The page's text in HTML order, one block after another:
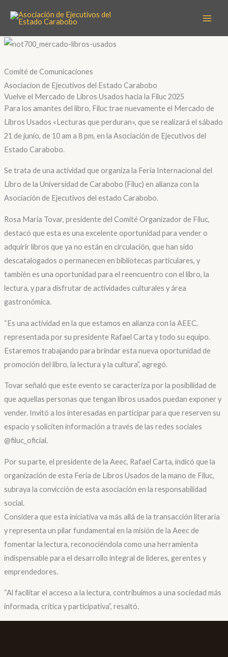
Comité de Comunicaciones
Asociacion de Ejecutivos del Estado Carabobo
Vuelve el Mercado de Libros Usados hacia la Filuc 2025
Para los amantes del libro, Filuc trae nuevamente el Mercado de
Libros Usados «Lecturas que perduran», que se realizará el sábado
21 de junio, de 10 am a 8 pm, en la Asociación de Ejecutivos del
Estado Carabobo.
Se trata de una actividad que organiza la Feria Internacional del
Libro de la Universidad de Carabobo (Filuc) en alianza con la
Asociación de Ejecutivos del estado Carabobo.
Rosa María Tovar, presidente del Comité Organizador de Filuc,
destacó que esta es una excelente oportunidad para vender o
adquirir libros que ya no están en circulación, que han sido
descatalogados o permanecen en bibliotecas particulares, y
también es una oportunidad para el reencuentro con el libro, la
lectura, y para disfrutar de actividades culturales y área
gastronómica.
“Es una actividad en la que estamos en alianza con la AEEC,
representada por su presidente Rafael Carta y todo su equipo.
Estaremos trabajando para brindar esta nueva oportunidad de
promoción del libro, la lectura y la cultura”, agregó.
Tovar señaló que este evento se caracteriza por la posibilidad de
que aquellas personas que tengan libros usados puedan exponer y
vender. Invitó a los interesadas en participar para que reserven su
espacio y soliciten información a través de las redes sociales
@filuc_oficial.
Por su parte, el presidente de la Aeec, Rafael Carta, indicó que la
organización de esta Feria de Libros Usados de la mano de Filuc,
subraya la convicción de esta asociación en la responsabilidad
social.
Considera que esta iniciativa va más allá de la transacción literaria
y representa un pilar fundamental en la misión de la Aeec de
fomentar la lectura, reconociéndola como una herramienta
indispensable para el desarrollo integral de líderes, gerentes y
emprendedores.
“Al facilitar el acceso a la lectura, contribuimos a una sociedad más
informada, crítica y participativa”, resaltó.